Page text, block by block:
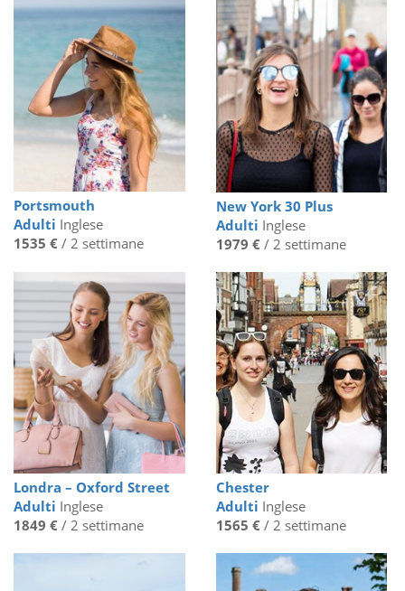
Portsmouth
Adulti Inglese
1535 € / 2 settimane
New York 30 Plus
Adulti Inglese
1979 €/ 2 settimane
Londra – Oxford Street
Adulti Inglese
1849 € / 2 settimane
Chester
Adulti Inglese
1565 €/ 2 settimane